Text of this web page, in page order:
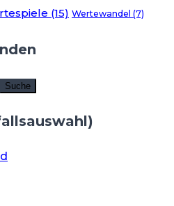
(15) Wertewandel (7)
Suche